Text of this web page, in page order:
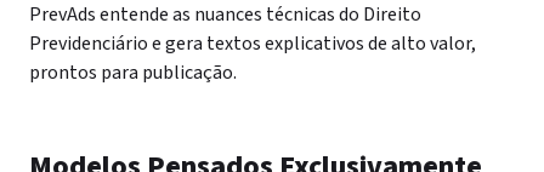
PrevAds entende as nuances técnicas do Direito
Previdenciário e gera textos explicativos de alto valor,
prontos para publicação.